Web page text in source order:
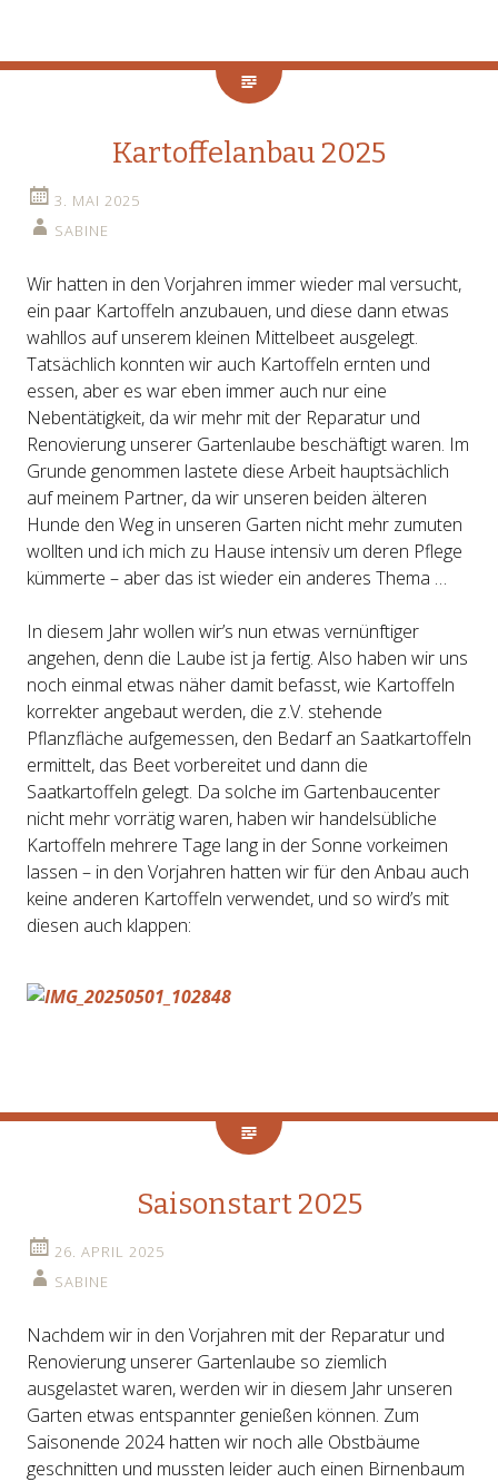
Kartoffelanbau 2025
3. MAI 2025
SABINE
Wir hatten in den Vorjahren immer wieder mal versucht,
ein paar Kartoffeln anzubauen, und diese dann etwas
wahllos auf unserem kleinen Mittelbeet ausgelegt.
Tatsächlich konnten wir auch Kartoffeln ernten und
essen, aber es war eben immer auch nur eine
Nebentätigkeit, da wir mehr mit der Reparatur und
Renovierung unserer Gartenlaube beschäftigt waren. Im
Grunde genommen lastete diese Arbeit hauptsächlich
auf meinem Partner, da wir unseren beiden älteren
Hunde den Weg in unseren Garten nicht mehr zumuten
wollten und ich mich zu Hause intensiv um deren Pflege
kümmerte – aber das ist wieder ein anderes Thema …
In diesem Jahr wollen wir’s nun etwas vernünftiger
angehen, denn die Laube ist ja fertig. Also haben wir uns
noch einmal etwas näher damit befasst, wie Kartoffeln
korrekter angebaut werden, die z.V. stehende
Pflanzfläche aufgemessen, den Bedarf an Saatkartoffeln
ermittelt, das Beet vorbereitet und dann die
Saatkartoffeln gelegt. Da solche im Gartenbaucenter
nicht mehr vorrätig waren, haben wir handelsübliche
Kartoffeln mehrere Tage lang in der Sonne vorkeimen
lassen – in den Vorjahren hatten wir für den Anbau auch
keine anderen Kartoffeln verwendet, und so wird’s mit
diesen auch klappen:
Saisonstart 2025
26. APRIL 2025
SABINE
Nachdem wir in den Vorjahren mit der Reparatur und
Renovierung unserer Gartenlaube so ziemlich
ausgelastet waren, werden wir in diesem Jahr unseren
Garten etwas entspannter genießen können. Zum
Saisonende 2024 hatten wir noch alle Obstbäume
geschnitten und mussten leider auch einen Birnenbaum